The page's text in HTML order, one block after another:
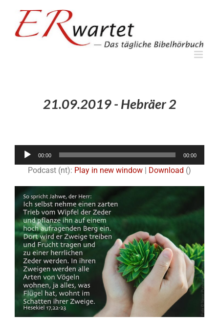
springen
21.09.2019 - Hebräer 2
00:00 00:00
Podcast (nt): Play in new window | Download ()